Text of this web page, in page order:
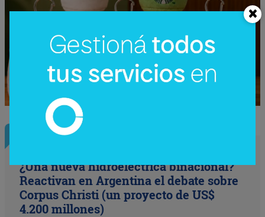
InfoConstrucción
¿Una nueva hidroeléctrica binacional?
Reactivan en Argentina el debate sobre
Corpus Christi (un proyecto de US$
4.200 millones)